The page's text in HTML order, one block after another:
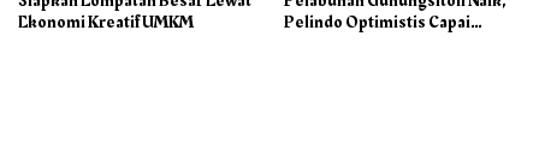
Ekonomi Kreatif UMKM
Pelindo Optimistis Capai